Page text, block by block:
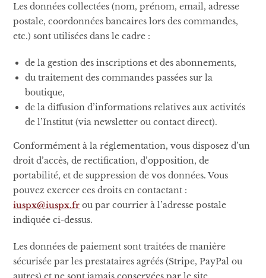
Les données collectées (nom, prénom, email, adresse
postale, coordonnées bancaires lors des commandes,
etc.) sont utilisées dans le cadre :
de la gestion des inscriptions et des abonnements,
du traitement des commandes passées sur la
boutique,
de la diffusion d’informations relatives aux activités
de l’Institut (via newsletter ou contact direct).
Conformément à la réglementation, vous disposez d’un
droit d’accès, de rectification, d’opposition, de
portabilité, et de suppression de vos données. Vous
pouvez exercer ces droits en contactant :
iuspx@iuspx.fr ou par courrier à l’adresse postale
indiquée ci-dessus.
Les données de paiement sont traitées de manière
sécurisée par les prestataires agréés (Stripe, PayPal ou